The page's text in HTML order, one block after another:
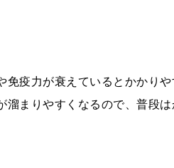
疫力が衰えているとかかりや
溜まりやすくなるので、普段